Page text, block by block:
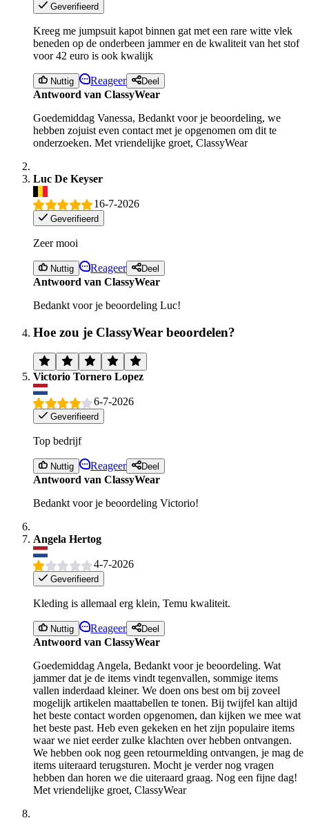
Geverifieerd
Kreeg me jumpsuit kapot binnen gat met een rare witte vlek
beneden op de onderbeen jammer en de kwaliteit van het stof
voor 42 euro is ook kwalijk
Nuttig Reageer Deel
Antwoord van ClassyWear
Goedemiddag Vanessa, Bedankt voor je beoordeling, we
hebben zojuist even contact met je opgenomen om dit te
onderzoeken. Met vriendelijke groet, ClassyWear
Luc De Keyser
16-7-2026
Geverifieerd
Zeer mooi
Nuttig Reageer Deel
Antwoord van ClassyWear
Bedankt voor je beoordeling Luc!
Hoe zou je ClassyWear beoordelen?
Victorio Tornero Lopez
6-7-2026
Geverifieerd
Top bedrijf
Nuttig Reageer Deel
Antwoord van ClassyWear
Bedankt voor je beoordeling Victorio!
Angela Hertog
4-7-2026
Geverifieerd
Kleding is allemaal erg klein, Temu kwaliteit.
Nuttig Reageer Deel
Antwoord van ClassyWear
Goedemiddag Angela, Bedankt voor je beoordeling. Wat
jammer dat je de items vindt tegenvallen, sommige items
vallen inderdaad kleiner. We doen ons best om bij zoveel
mogelijk artikelen maattabellen te tonen. Bij twijfel kan altijd
het beste contact worden opgenomen, dan kijken we mee wat
het beste past. Heb even gekeken en het zijn populaire items
waar we niet eerder zulke klachten over hebben ontvangen.
We hebben ook nog geen retourmelding ontvangen, je mag de
items uiteraard terugsturen. Mocht je verder nog vragen
hebben dan horen we die uiteraard graag. Nog een fijne dag!
Met vriendelijke groet, ClassyWear